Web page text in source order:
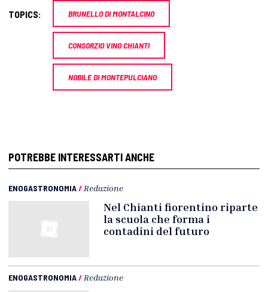
TOPICS: BRUNELLO DI MONTALCINO
CONSORZIO VINO CHIANTI
NOBILE DI MONTEPULCIANO
POTREBBE INTERESSARTI ANCHE
ENOGASTRONOMIA/ Redazione
Nel Chianti fiorentino riparte
la scuola che forma i
contadini del futuro
ENOGASTRONOMIA/ Redazione